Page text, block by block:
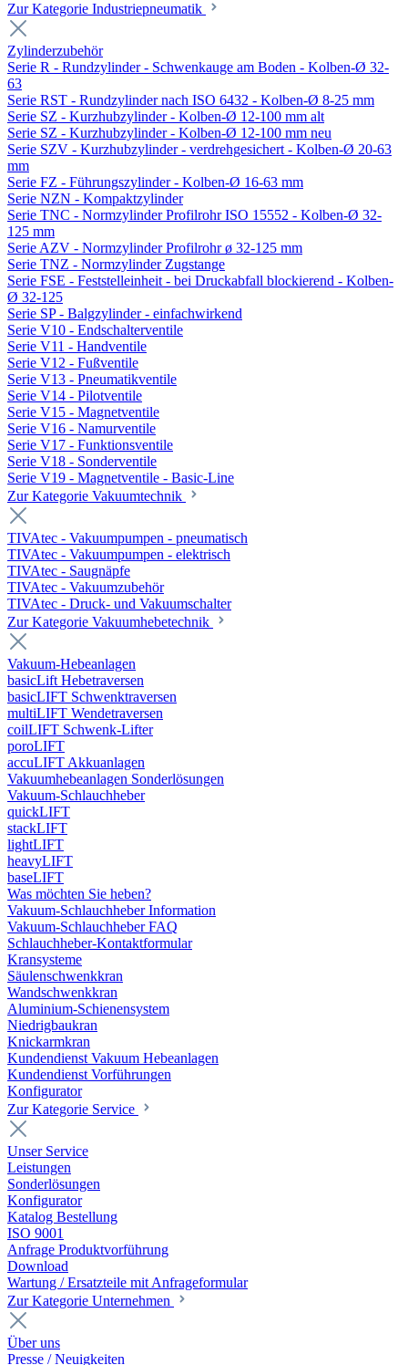
Zur Kategorie Industriepneumatik
Zylinderzubehör
Serie R - Rundzylinder - Schwenkauge am Boden - Kolben-Ø 32-
63
Serie RST - Rundzylinder nach ISO 6432 - Kolben-Ø 8-25 mm
Serie SZ - Kurzhubzylinder - Kolben-Ø 12-100 mm alt
Serie SZ - Kurzhubzylinder - Kolben-Ø 12-100 mm neu
Serie SZV - Kurzhubzylinder - verdrehgesichert - Kolben-Ø 20-63
mm
Serie FZ - Führungszylinder - Kolben-Ø 16-63 mm
Serie NZN - Kompaktzylinder
Serie TNC - Normzylinder Profilrohr ISO 15552 - Kolben-Ø 32-
125 mm
Serie AZV - Normzylinder Profilrohr ø 32-125 mm
Serie TNZ - Normzylinder Zugstange
Serie FSE - Feststelleinheit - bei Druckabfall blockierend - Kolben-
Ø 32-125
Serie SP - Balgzylinder - einfachwirkend
Serie V10 - Endschalterventile
Serie V11 - Handventile
Serie V12 - Fußventile
Serie V13 - Pneumatikventile
Serie V14 - Pilotventile
Serie V15 - Magnetventile
Serie V16 - Namurventile
Serie V17 - Funktionsventile
Serie V18 - Sonderventile
Serie V19 - Magnetventile - Basic-Line
Zur Kategorie Vakuumtechnik
TIVAtec - Vakuumpumpen - pneumatisch
TIVAtec - Vakuumpumpen - elektrisch
TIVAtec - Saugnäpfe
TIVAtec - Vakuumzubehör
TIVAtec - Druck- und Vakuumschalter
Zur Kategorie Vakuumhebetechnik
Vakuum-Hebeanlagen
basicLift Hebetraversen
basicLIFT Schwenktraversen
multiLIFT Wendetraversen
coilLIFT Schwenk-Lifter
poroLIFT
accuLIFT Akkuanlagen
Vakuumhebeanlagen Sonderlösungen
Vakuum-Schlauchheber
quickLIFT
stackLIFT
lightLIFT
heavyLIFT
baseLIFT
Was möchten Sie heben?
Vakuum-Schlauchheber Information
Vakuum-Schlauchheber FAQ
Schlauchheber-Kontaktformular
Kransysteme
Säulenschwenkkran
Wandschwenkkran
Aluminium-Schienensystem
Niedrigbaukran
Knickarmkran
Kundendienst Vakuum Hebeanlagen
Kundendienst Vorführungen
Konfigurator
Zur Kategorie Service
Unser Service
Leistungen
Sonderlösungen
Konfigurator
Katalog Bestellung
ISO 9001
Anfrage Produktvorführung
Download
Wartung / Ersatzteile mit Anfrageformular
Zur Kategorie Unternehmen
Über uns
Presse / Neuigkeiten